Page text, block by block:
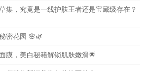
集，究竟是一线护肤王者还是宝藏级存在？
密花园 🌸🌿
膜，美白秘籍解锁肌肤嫩滑🌟